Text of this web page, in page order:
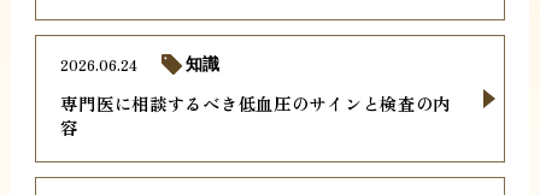
専門医に相談するべき低血圧のサインと検査の内
容
2026.06.24 知識